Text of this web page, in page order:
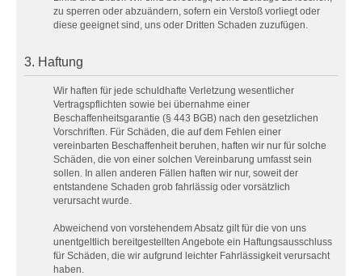
zu sperren oder abzuändern, sofern ein Verstoß vorliegt oder
diese geeignet sind, uns oder Dritten Schaden zuzufügen.
3. Haftung
Wir haften für jede schuldhafte Verletzung wesentlicher
Vertragspflichten sowie bei übernahme einer
Beschaffenheitsgarantie (§ 443 BGB) nach den gesetzlichen
Vorschriften. Für Schäden, die auf dem Fehlen einer
vereinbarten Beschaffenheit beruhen, haften wir nur für solche
Schäden, die von einer solchen Vereinbarung umfasst sein
sollen. In allen anderen Fällen haften wir nur, soweit der
entstandene Schaden grob fahrlässig oder vorsätzlich
verursacht wurde.
Abweichend von vorstehendem Absatz gilt für die von uns
unentgeltlich bereitgestellten Angebote ein Haftungsausschluss
für Schäden, die wir aufgrund leichter Fahrlässigkeit verursacht
haben.